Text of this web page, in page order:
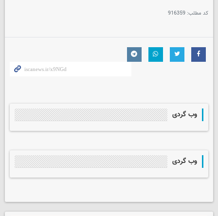
کد مطلب: 916359
وب گردی
وب گردی